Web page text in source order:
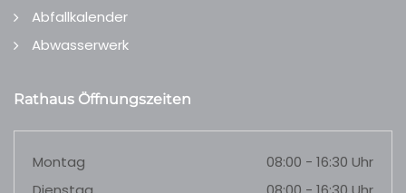
Abfallkalender
Abwasserwerk
Rathaus Öffnungszeiten
Montag
08:00 - 16:30 Uhr